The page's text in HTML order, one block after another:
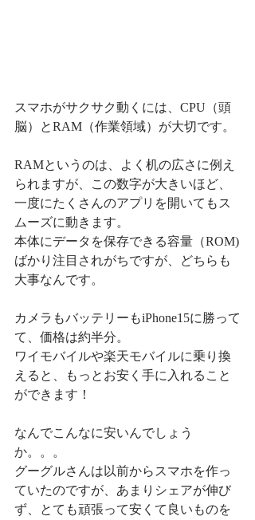
スマホがサクサク動くには、CPU（頭
脳）とRAM（作業領域）が大切です。
RAMというのは、よく机の広さに例え
られますが、この数字が大きいほど、
一度にたくさんのアプリを開いてもス
ムーズに動きます。
本体にデータを保存できる容量（ROM)
ばかり注目されがちですが、どちらも
大事なんです。
カメラもバッテリーもiPhone15に勝って
て、価格は約半分。
ワイモバイルや楽天モバイルに乗り換
えると、もっとお安く手に入れること
ができます！
なんでこんなに安いんでしょう
か。。。
グーグルさんは以前からスマホを作っ
ていたのですが、あまりシェアが伸び
ず、とても頑張って安くて良いものを